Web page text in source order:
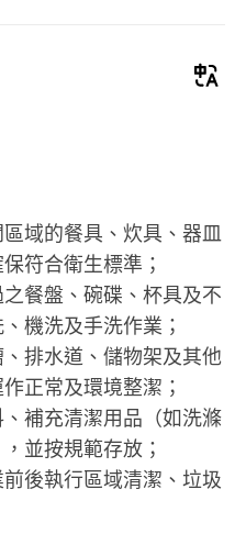
域的餐具、炊具、器皿
符合衛生標準；
餐盤、碗碟、杯具及不
機洗及手洗作業；
排水道、儲物架及其他
正常及環境整潔；
補充清潔用品（如洗滌
並按規範存放；
後執行區域清潔、垃圾